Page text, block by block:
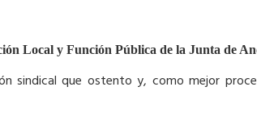
Local y Función Pública de la Junta de
sindical que ostento y, como mejor